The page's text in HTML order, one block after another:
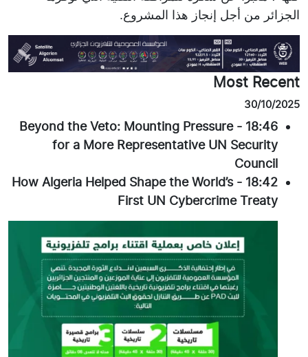
الجزائر من أجل إنجاز هذا المشروع.
Most Recent
30/10/2025
18:46
-
Beyond the Veto: Mounting Pressure
for a More Representative UN Security
Council
18:42
-
How Algeria Helped Shape the World’s
First UN Cybercrime Treaty